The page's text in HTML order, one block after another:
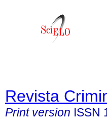
Revista
Print version ISSN